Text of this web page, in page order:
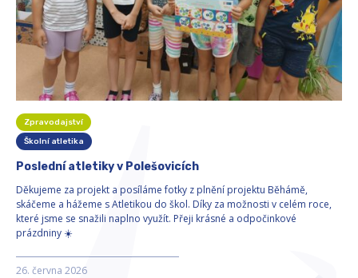
Zpravodajství
Školní atletika
Poslední atletiky v Polešovicích
Děkujeme za projekt a posíláme fotky z plnění projektu Běhámě,
skáčeme a hážeme s Atletikou do škol. Díky za možnosti v celém roce,
které jsme se snažili naplno využít. Přeji krásné a odpočinkové
prázdniny ☀️
26. června 2026